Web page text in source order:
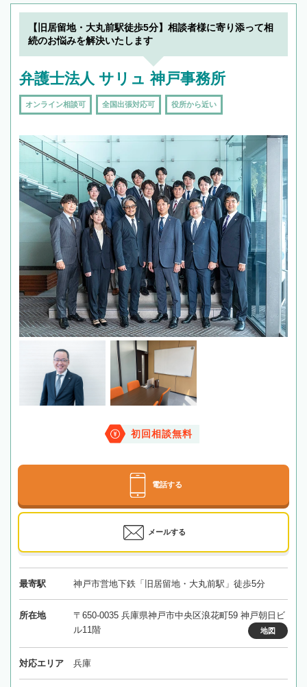
【旧居留地・大丸前駅徒歩5分】相談者様に寄り添って相
続のお悩みを解決いたします
弁護士法人 サリュ 神戸事務所
オンライン相談可 全国出張対応可 役所から近い
初回相談無料
電話する
メールする
最寄駅 神戸市営地下鉄「旧居留地・大丸前駅」徒歩5分
所在地
〒650-0035 兵庫県神戸市中央区浪花町59 神戸朝日ビ
ル11階
地図
対応エリア 兵庫